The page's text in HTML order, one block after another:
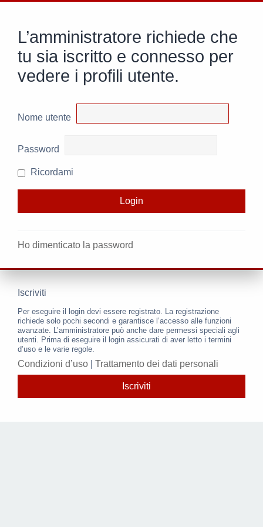
L’amministratore richiede che
tu sia iscritto e connesso per
vedere i profili utente.
Nome utente
Password
Ricordami
Ho dimenticato la password
Iscriviti
Per eseguire il login devi essere registrato. La registrazione
richiede solo pochi secondi e garantisce l’accesso alle funzioni
avanzate. L’amministratore può anche dare permessi speciali agli
utenti. Prima di eseguire il login assicurati di aver letto i termini
d’uso e le varie regole.
Condizioni d’uso Trattamento dei dati personali
Iscriviti